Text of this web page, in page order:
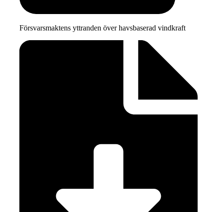
Försvarsmaktens yttranden över havsbaserad vindkraft